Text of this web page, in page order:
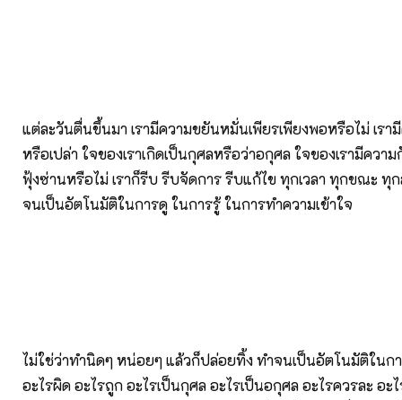
แต่ละวันตื่นขึ้นมา เรามีความขยันหมั่นเพียรเพียงพอหรือไม่ เร
หรือเปล่า ใจของเราเกิดเป็นกุศลหรือว่าอกุศล ใจของเรามีควา
ฟุ้งซ่านหรือไม่ เราก็รีบ รีบจัดการ รีบแก้ไข ทุกเวลา ทุกขณะ ทุ
จนเป็นอัตโนมัติในการดู ในการรู้ ในการทำความเข้าใจ
ไม่ใช่ว่าทำนิดๆ หน่อยๆ แล้วก็ปล่อยทิ้ง ทำจนเป็นอัตโนมัติในก
อะไรผิด อะไรถูก อะไรเป็นกุศล อะไรเป็นอกุศล อะไรควรละ อะ